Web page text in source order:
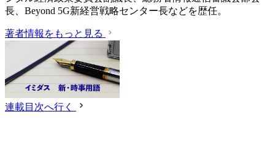
長、Beyond 5G新経営戦略センター長などを歴任。
著者情報をもっと見る
連載目次へ行く